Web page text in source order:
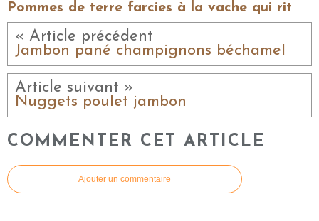
Pommes de terre farcies à la vache qui rit
« Article précédent
Jambon pané champignons béchamel
Article suivant »
Nuggets poulet jambon
COMMENTER CET ARTICLE
Ajouter un commentaire